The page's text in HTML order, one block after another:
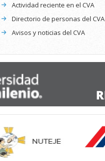
Actividad reciente en el CVA
Directorio de personas del CVA
Avisos y noticias del CVA